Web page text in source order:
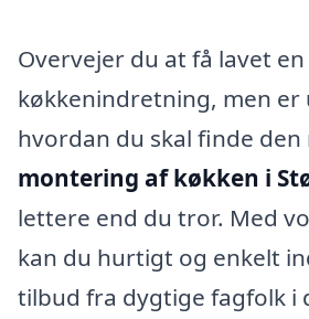
Overvejer du at få lavet
køkkenindretning, men er
hvordan du skal finde
montering af køkken i
lettere end du tror. Med
kan du hurtigt og enkelt
tilbud fra dygtige fagfolk i